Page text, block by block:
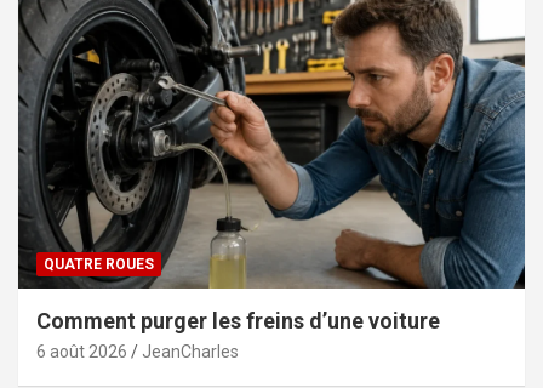
QUATRE ROUES
Comment purger les freins d’une voiture
6 août 2026 JeanCharles